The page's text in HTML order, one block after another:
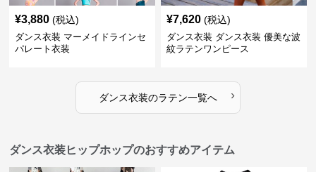
¥3,880 (税込)
ダンス衣装 マーメイドラインセ
パレート衣装
¥7,620 (税込)
ダンス衣装 ダンス衣装 優美な波
紋ラテンワンピース
ダンス衣装のラテン一覧へ ›
ダンス衣装ヒップホップのおすすめアイテム